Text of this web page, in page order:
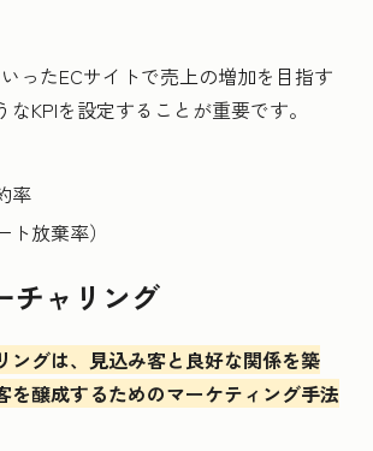
ったECサイトで売上の増加を目指す
KPIを設定することが重要です。
率
放棄率）
チャリング
ングは、見込み客と良好な関係を築
を醸成するためのマーケティング手法